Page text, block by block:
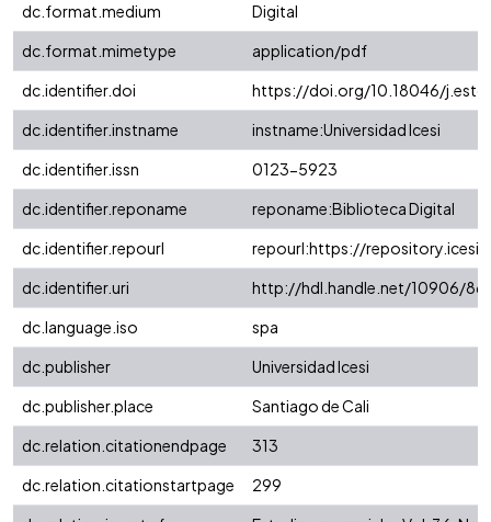
dc.format.medium
Digital
dc.format.mimetype
application/pdf
dc.identifier.doi
https://doi.org/10.18046/
dc.identifier.instname
instname:Universidad Icesi
dc.identifier.issn
0123-5923
dc.identifier.reponame
reponame:Biblioteca Digital
dc.identifier.repourl
repourl:https://
dc.identifier.uri
http://hdl.handle.net/10906/
dc.language.iso
spa
dc.publisher
Universidad Icesi
dc.publisher.place
Santiago de Cali
dc.relation.citationendpage
313
dc.relation.citationstartpage
299